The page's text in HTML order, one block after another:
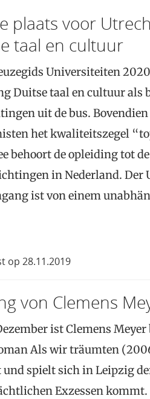
plaats voor
taal en cultuur
Universiteiten
Duitse taal en cultuur als
uit de bus.
het kwaliteitszegel
behoort de opleiding tot
in Nederland. Der
ist von einem
op 28.11.2019
von Clemens
ist Clemens Meyer
Als wir träumten
und spielt sich in Leipzig
Exzessen